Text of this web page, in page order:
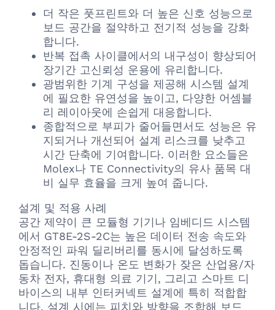
더 작은 풋프린트와 더 높은 신호 성능으로
보드 공간을 절약하고 전기적 성능을 강화
합니다.
반복 접촉 사이클에서의 내구성이 향상되어
장기간 고신뢰성 운용에 유리합니다.
광범위한 기계 구성을 제공해 시스템 설계
에 필요한 유연성을 높이고, 다양한 어셈블
리 레이아웃에 손쉽게 대응합니다.
종합적으로 부피가 줄어들면서도 성능은 유
지되거나 개선되어 설계 리스크를 낮추고
시간 단축에 기여합니다. 이러한 요소들은
Molex나 TE Connectivity의 유사 품목 대
비 실무 효율을 크게 높여 줍니다.
설계 및 적용 사례
공간 제약이 큰 모듈형 기기나 임베디드 시스템
에서 GT8E-2S-2C는 높은 데이터 전송 속도와
안정적인 파워 딜리버리를 동시에 달성하도록
돕습니다. 진동이나 온도 변화가 잦은 산업용/자
동차 전자, 휴대형 의료 기기, 그리고 스마트 디
바이스의 내부 인터커넥트 설계에 특히 적합합
니다. 설계 시에는 피치와 방향을 조합해 보드